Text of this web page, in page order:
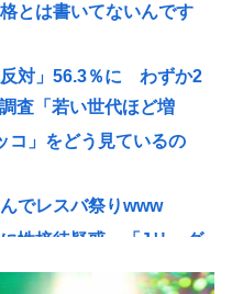
とは書いてないんです
反対」56.3％に わずか2
査「若い世代ほど増
コ」をどう見ているの
でレスバ祭りwww
性接待疑惑、「Jリーグ
まれると報道